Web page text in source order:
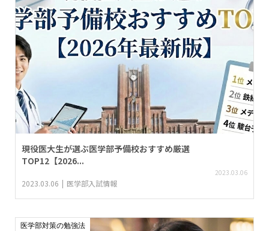
現役医大生が選ぶ医学部予備校おすすめ厳選
TOP12【2026...
2023.03.06
2023.03.06 医学部入試情報
医学部対策の勉強法